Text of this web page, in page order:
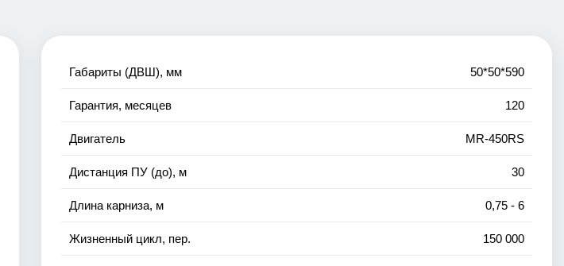
Габариты (ДВШ), мм 50*50*590
Гарантия, месяцев 120
Двигатель MR-450RS
Дистанция ПУ (до), м 30
Длина карниза, м 0,75 - 6
Жизненный цикл, пер. 150 000